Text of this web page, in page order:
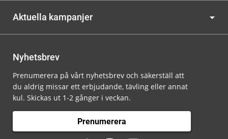
Aktuella kampanjer
Nyhetsbrev
Prenumerera på vårt nyhetsbrev och säkerställ att
du aldrig missar ett erbjudande, tävling eller annat
kul. Skickas ut 1-2 gånger i veckan.
Prenumerera